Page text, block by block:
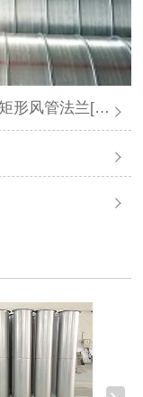
兰[大世界通风]